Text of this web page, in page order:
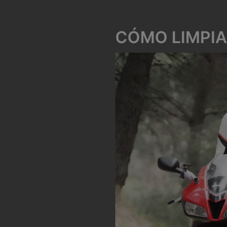
CÓMO